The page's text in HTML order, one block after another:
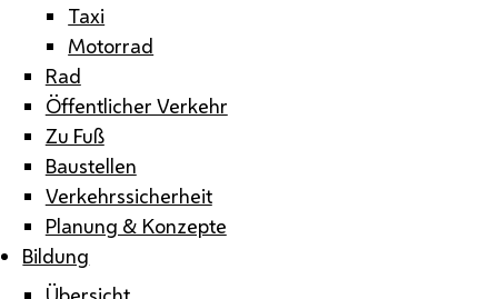
Taxi
Motorrad
Rad
Öffentlicher Verkehr
Zu Fuß
Baustellen
Verkehrssicherheit
Planung & Konzepte
Bildung